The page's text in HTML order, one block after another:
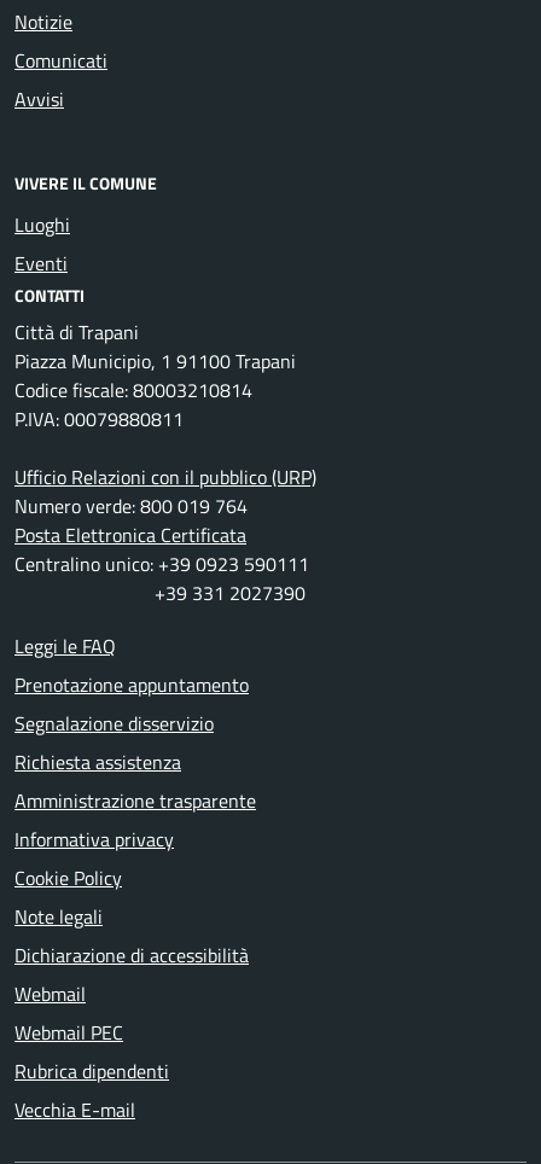
Notizie
Comunicati
Avvisi
VIVERE IL COMUNE
Luoghi
Eventi
CONTATTI
Città di Trapani
Piazza Municipio, 1 91100 Trapani
Codice fiscale: 80003210814
P.IVA: 00079880811
Ufficio Relazioni con il pubblico (URP)
Numero verde: 800 019 764
Posta Elettronica Certificata
Centralino unico: +39 0923 590111
+39 331 2027390
Leggi le FAQ
Prenotazione appuntamento
Segnalazione disservizio
Richiesta assistenza
Amministrazione trasparente
Informativa privacy
Cookie Policy
Note legali
Dichiarazione di accessibilità
Webmail
Webmail PEC
Rubrica dipendenti
Vecchia E-mail